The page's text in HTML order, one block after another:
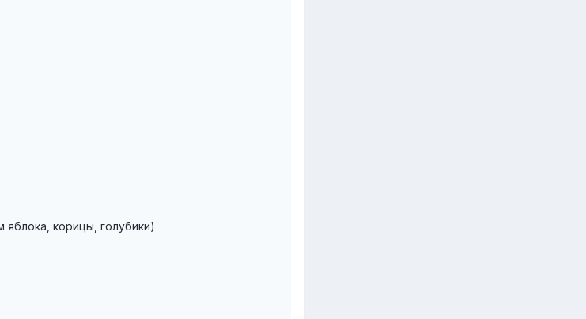
яблока, корицы, голубики)